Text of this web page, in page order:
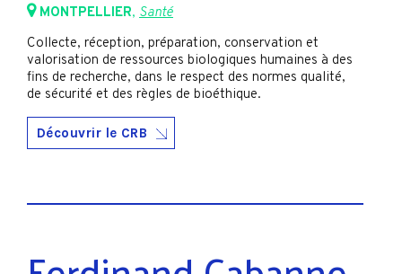
MONTPELLIER, Santé
Collecte, réception, préparation, conservation et
valorisation de ressources biologiques humaines à des
fins de recherche, dans le respect des normes qualité,
de sécurité et des règles de bioéthique.
Découvrir le CRB